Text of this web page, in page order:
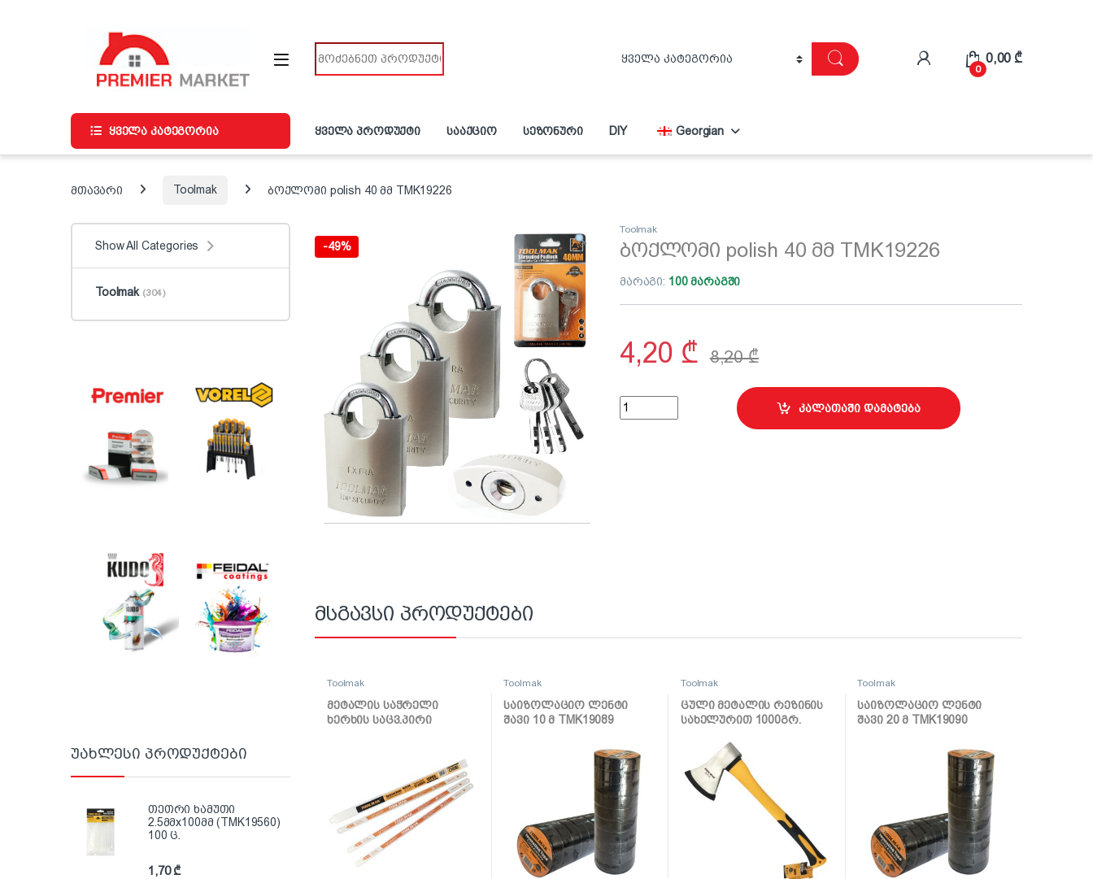
0
0,00 ₾
ყველა კატეგორია ყველა პროდუქტი სააქციო სეზონური DIY Georgian
მთავარი Toolmak ბოქლომი polish 40 მმ TMK19226
-49%
Toolmak
ბოქლომი polish 40 მმ TMK19226
მარაგი: 100 მარაგში
4,20 ₾ 8,20₾
ბოქლომი polish 40 მმ TMK19226 quantityკალათაში დამატება
მსგავსი პროდუქტები
Toolmak
მეტალის საჭრელი
ხერხის საცვ.პირი
Toolmak
საიზოლაციო ლენტი
შავი 10 მ TMK19089
Toolmak
ცული მეტალის რეზინის
სახელურით 1000გრ.
Toolmak
საიზოლაციო ლენტი
შავი 20 მ TMK19090
Show All Categories
Toolmak (304)
უახლესი პროდუქტები
თეთრი ხამუთი
2.5მმx100მმ (TMK19560)
100 ც.
1,70₾